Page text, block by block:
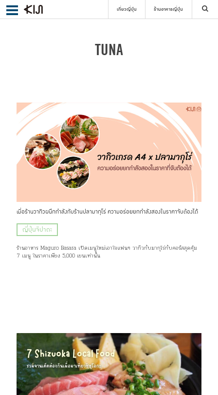
เที่ยวญี่ปุ่น ร้านอาหารญี่ปุ่น
TUNA
เมื่อร้านวากิวผนึกกำลังกับร้านปลามากุโร่ ความอร่อยยกกำลังสองในราคาจับต้องได้
ญี่ปุ่นจิปาถะ
ร้านอาหาร Maguro Basara เปิดเมนูใหม่เอาใจแฟนๆ วากิวกับมากุโร่กับคอร์สสุดคุ้ม
7 เมนู ในราคาเพียง 5,000 เยนเท่านั้น